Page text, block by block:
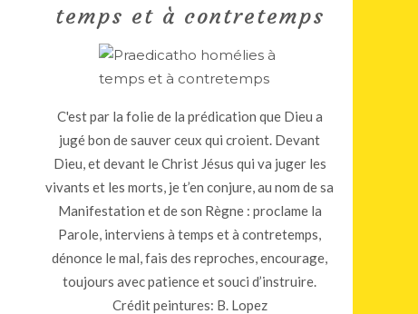
temps et à contretemps
C'est par la folie de la prédication que Dieu a
jugé bon de sauver ceux qui croient. Devant
Dieu, et devant le Christ Jésus qui va juger les
vivants et les morts, je t’en conjure, au nom de sa
Manifestation et de son Règne : proclame la
Parole, interviens à temps et à contretemps,
dénonce le mal, fais des reproches, encourage,
toujours avec patience et souci d’instruire.
Crédit peintures: B. Lopez